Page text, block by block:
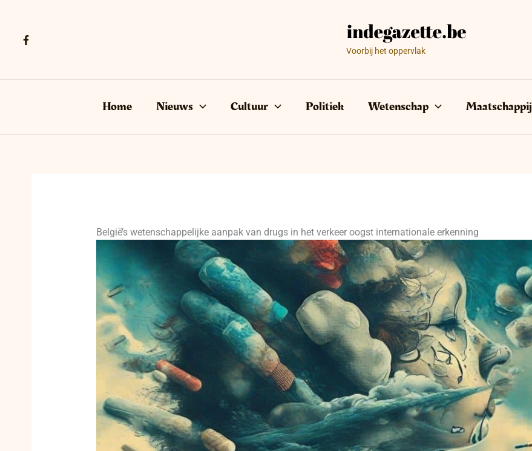
Voorbij het oppervlak
Home Nieuws Cultuur Politiek Wetenschap Maatschappij
België’s wetenschappelijke aanpak van drugs in het verkeer oogst internationale erkenning